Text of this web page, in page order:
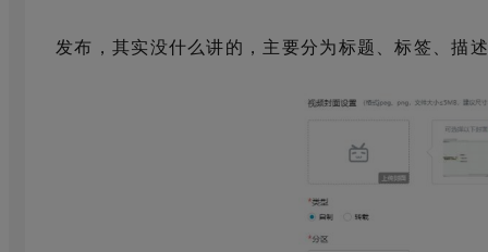
发布，其实没什么讲的，主要分为标题、标签、描